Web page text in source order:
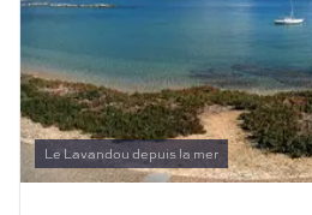
Le Lavandou depuis la mer